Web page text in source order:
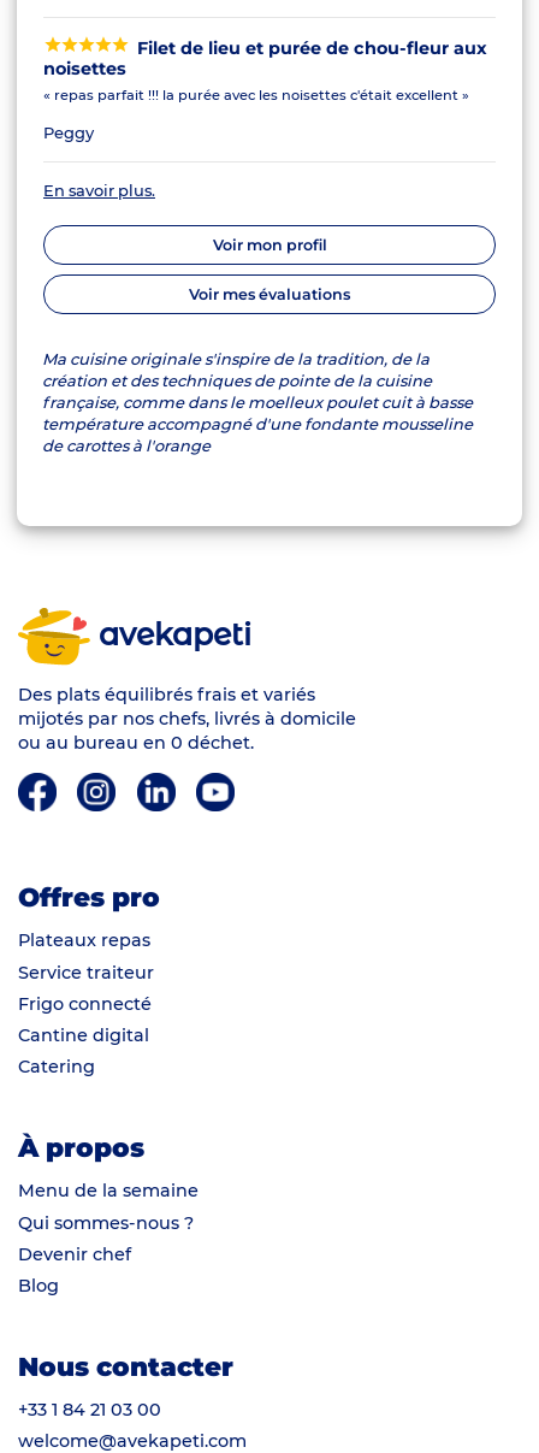
Filet de lieu et purée de chou-fleur aux
noisettes
« repas parfait !!! la purée avec les noisettes c'était excellent »
Peggy
En savoir plus.
Voir mon profil
Voir mes évaluations
Ma cuisine originale s'inspire de la tradition, de la
création et des techniques de pointe de la cuisine
française, comme dans le moelleux poulet cuit à basse
température accompagné d'une fondante mousseline
de carottes à l'orange
avekapeti
Des plats équilibrés frais et variés
mijotés par nos chefs, livrés à domicile
ou au bureau en 0 déchet.
Offres pro
Plateaux repas
Service traiteur
Frigo connecté
Cantine digital
Catering
À propos
Menu de la semaine
Qui sommes-nous ?
Devenir chef
Blog
Nous contacter
+33 1 84 21 03 00
welcome@avekapeti.com